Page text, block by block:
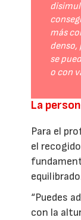
más
denso,
se
o con
La
Para el
el
“Puedes
con la